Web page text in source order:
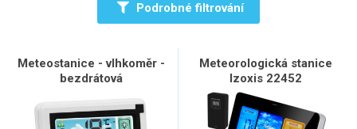
Podrobné filtrování
Meteostanice - vlhkoměr -
bezdrátová
Meteorologická stanice
Izoxis 22452